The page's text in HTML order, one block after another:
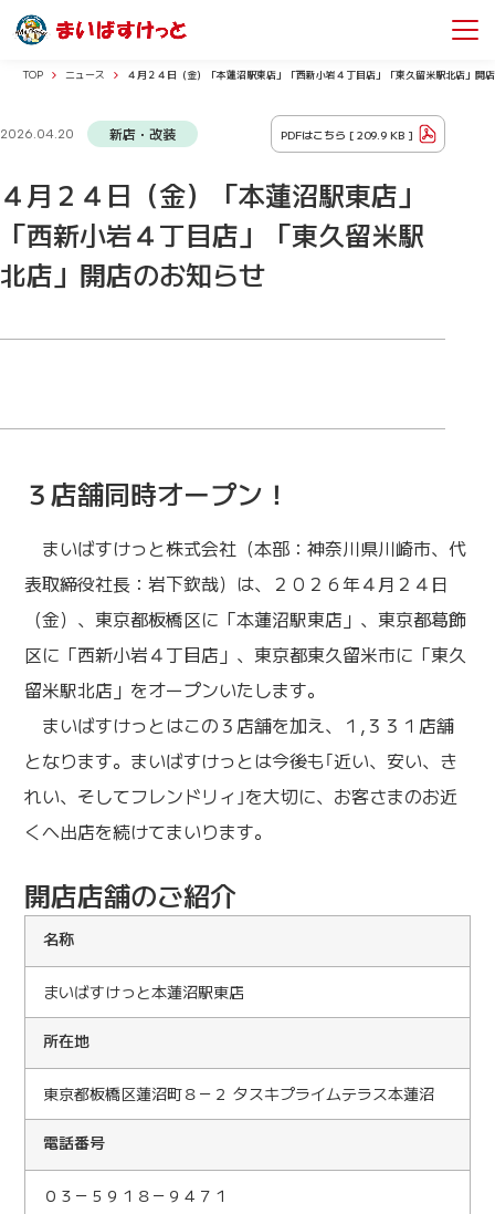
TOP ニュース ４月２４日（金）「本蓮沼駅東店」「西新小岩４丁目店」「東久留米駅北店」開
2026.04.20 新店・改装 PDFはこちら [209.9 KB ]
４月２４日（金）「本蓮沼駅東店」
「西新小岩４丁目店」「東久留米駅
北店」開店のお知らせ
３店舗同時オープン！
まいばすけっと株式会社（本部：神奈川県川崎市、代
表取締役社長：岩下欽哉）は、２０２６年４月２４日
（金）、東京都板橋区に「本蓮沼駅東店」、東京都葛飾
区に「西新小岩４丁目店」、東京都東久留米市に「東久
留米駅北店」をオープンいたします。
まいばすけっとはこの３店舗を加え、１,３３１店舗
となります。まいばすけっとは今後も｢近い、安い、き
れい、そしてフレンドリィ｣を大切に、お客さまのお近
くへ出店を続けてまいります。
開店店舗のご紹介
名称
まいばすけっと本蓮沼駅東店
所在地
東京都板橋区蓮沼町８－２ タスキプライムテラス本蓮沼
電話番号
０３－５９１８－９４７１